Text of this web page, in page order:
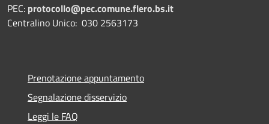
PEC: protocollo@pec.comune.flero.bs.it
Centralino Unico: 030 2563173
Prenotazione appuntamento
Segnalazione disservizio
Leggi le FAQ